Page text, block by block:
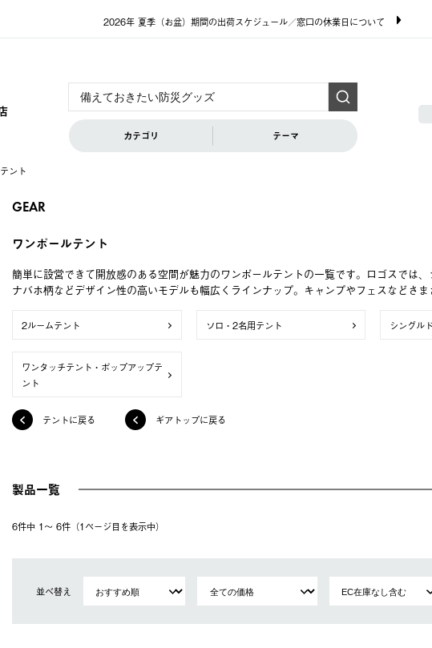
2026年 夏季（お盆）期間の出荷スケジュール／窓口の休業日について
カテゴリ テーマ
ント
GEAR
ワンポールテント
簡単に設営できて開放感のある空間が魅力のワンポールテントの一覧です。ロゴスでは
ナバホ柄などデザイン性の高いモデルも幅広くラインナップ。キャンプやフェスなどさ
2ルームテント ソロ・2名用テント シングル
ワンタッチテント・ポップアップテ
ント
テントに戻る ギアトップに戻る
製品一覧
6件中 1〜 6件（1ページ⽬を表⽰中）
並べ替え